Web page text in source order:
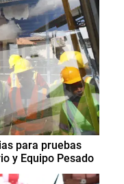
para pruebas
y Equipo Pesado